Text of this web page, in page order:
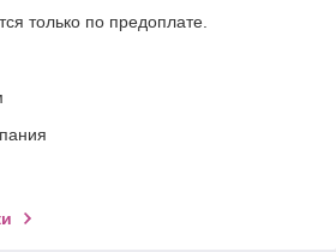
только по предоплате.